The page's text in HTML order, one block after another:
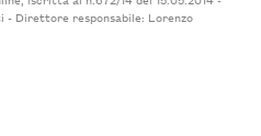
- Direttore responsabile: Lorenzo